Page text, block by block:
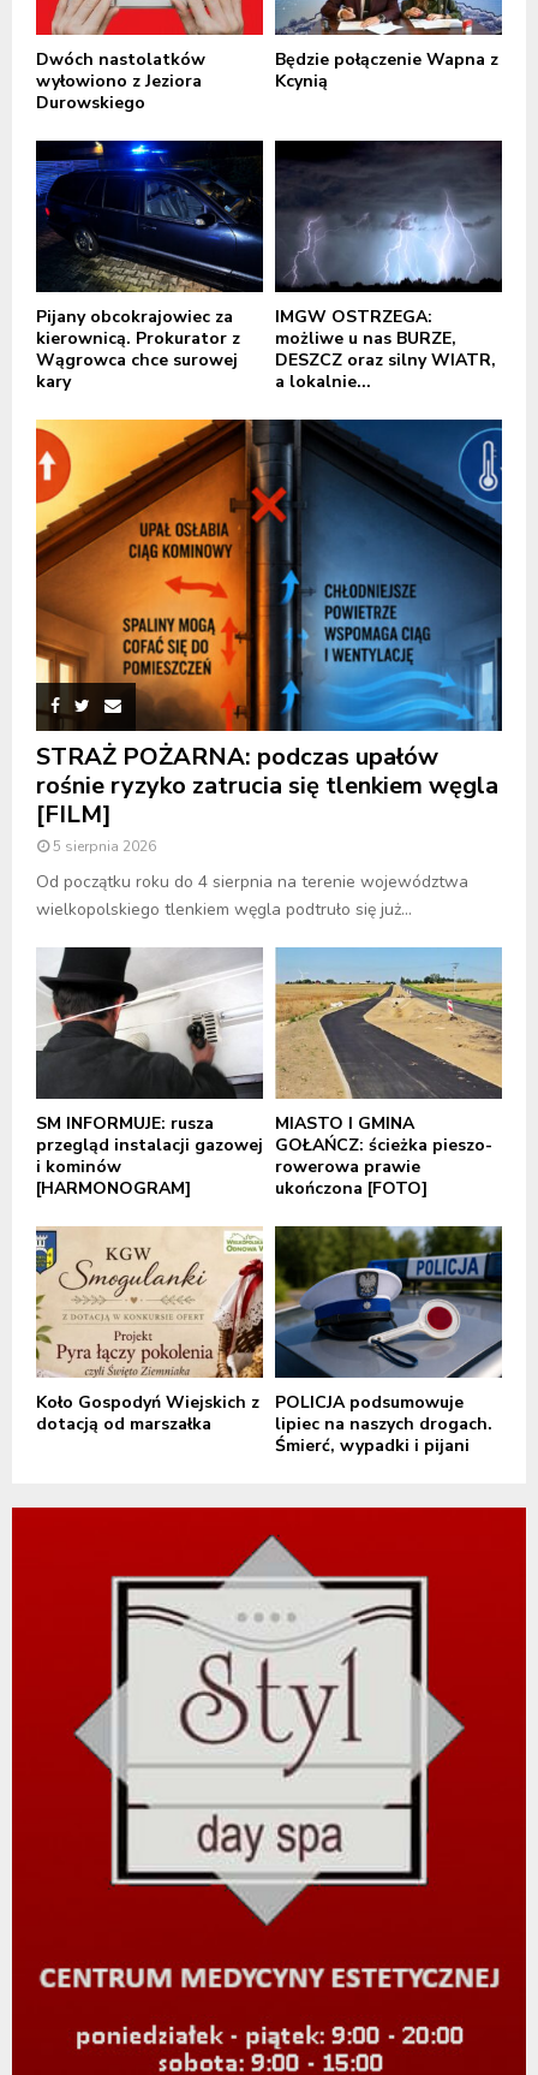
Dwóch nastolatków
wyłowiono z Jeziora
Durowskiego
Będzie połączenie Wapna z
Kcynią
Pijany obcokrajowiec za
kierownicą. Prokurator z
Wągrowca chce surowej
kary
IMGW OSTRZEGA:
możliwe u nas BURZE,
DESZCZ oraz silny WIATR,
a lokalnie...
STRAŻ POŻARNA: podczas upałów
rośnie ryzyko zatrucia się tlenkiem węgla
[FILM]
5 sierpnia 2026
Od początku roku do 4 sierpnia na terenie województwa
wielkopolskiego tlenkiem węgla podtruło się już...
SM INFORMUJE: rusza
przegląd instalacji gazowej
i kominów
[HARMONOGRAM]
MIASTO I GMINA
GOŁAŃCZ: ścieżka pieszo-
rowerowa prawie
ukończona [FOTO]
Koło Gospodyń Wiejskich z
dotacją od marszałka
POLICJA podsumowuje
lipiec na naszych drogach.
Śmierć, wypadki i pijani